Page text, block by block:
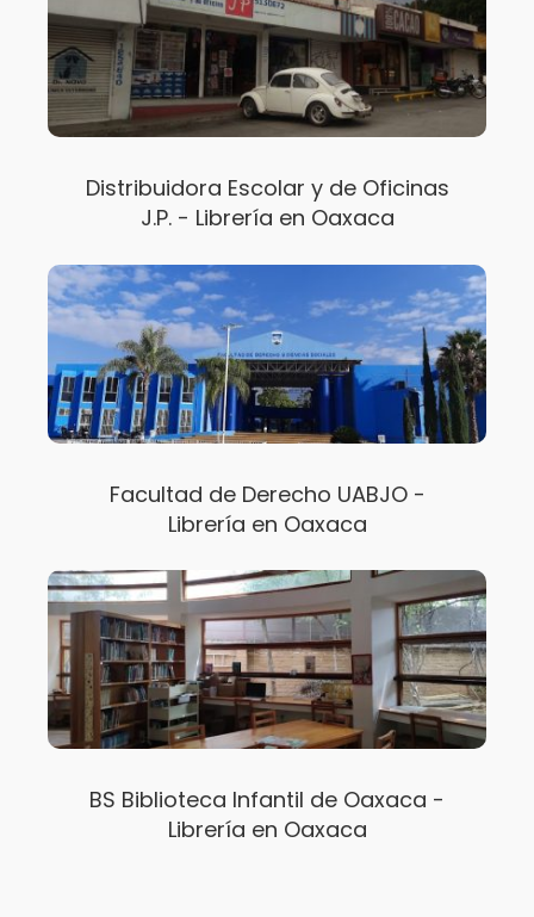
Distribuidora Escolar y de Oficinas
J.P. - Librería en Oaxaca
Facultad de Derecho UABJO -
Librería en Oaxaca
BS Biblioteca Infantil de Oaxaca -
Librería en Oaxaca